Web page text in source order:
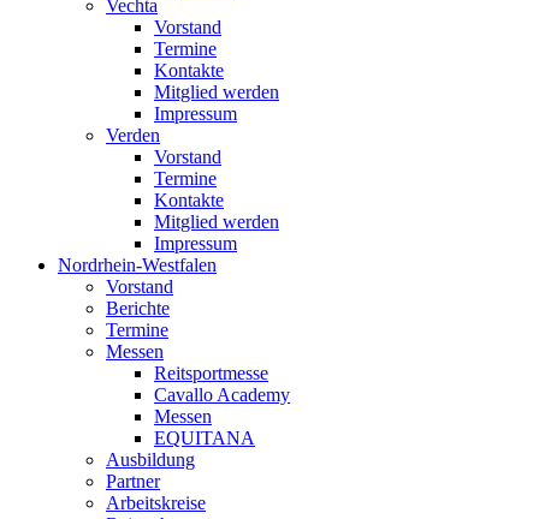
Vechta
Vorstand
Termine
Kontakte
Mitglied werden
Impressum
Verden
Vorstand
Termine
Kontakte
Mitglied werden
Impressum
Nordrhein-Westfalen
Vorstand
Berichte
Termine
Messen
Reitsportmesse
Cavallo Academy
Messen
EQUITANA
Ausbildung
Partner
Arbeitskreise